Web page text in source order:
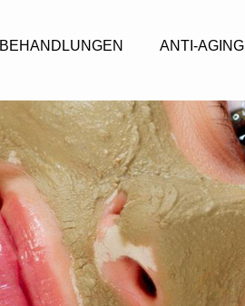
BEHANDLUNGEN ANTI-AGING